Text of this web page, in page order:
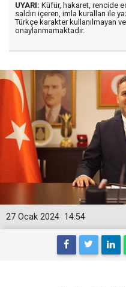
UYARI: Küfür, hakaret, rencide
saldırı içeren, imla kuralları ile
Türkçe karakter kullanılmayan
onaylanmamaktadır.
14:54
27 Ocak 2024